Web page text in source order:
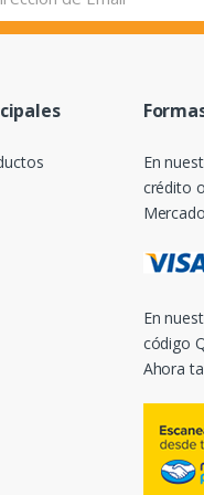
En
crédito
En
código
Ahora